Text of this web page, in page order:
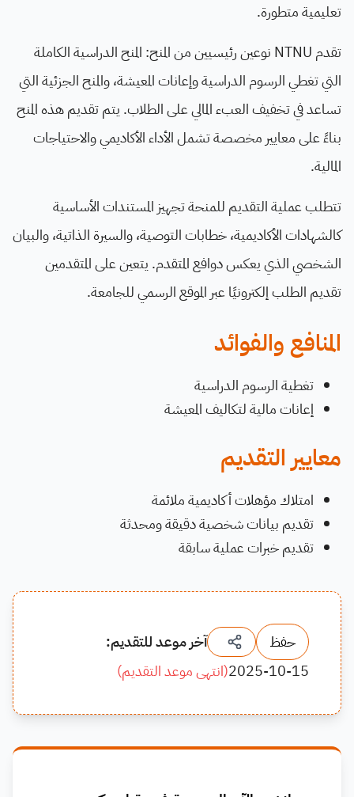
تعليمية متطورة.
تقدم NTNU نوعين رئيسيين من المنح: المنح الدراسية الكاملة
التي تغطي الرسوم الدراسية وإعانات المعيشة، والمنح الجزئية التي
تساعد في تخفيف العبء المالي على الطلاب. يتم تقديم هذه المنح
بناءً على معايير مخصصة تشمل الأداء الأكاديمي والاحتياجات
المالية.
تتطلب عملية التقديم للمنحة تجهيز المستندات الأساسية
كالشهادات الأكاديمية، خطابات التوصية، والسيرة الذاتية، والبيان
الشخصي الذي يعكس دوافع المتقدم. يتعين على المتقدمين
تقديم الطلب إلكترونيًا عبر الموقع الرسمي للجامعة.
المنافع والفوائد
تغطية الرسوم الدراسية
إعانات مالية لتكاليف المعيشة
معايير التقديم
امتلاك مؤهلات أكاديمية ملائمة
تقديم بيانات شخصية دقيقة ومحدثة
تقديم خبرات عملية سابقة
حفظ
آخر موعد للتقديم:
2025-10-15
(انتهى موعد التقديم)